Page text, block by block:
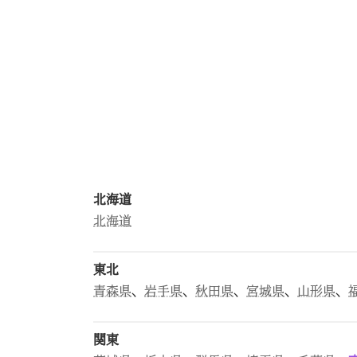
北海道
北海道
東北
青森県、 岩手県、 秋田県、 宮城県、 山形県、
関東